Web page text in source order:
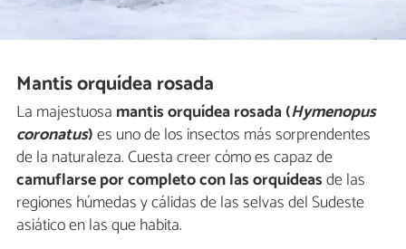
Mantis orquídea rosada
La majestuosa mantis orquídea rosada (Hymenopus
coronatus)es uno de los insectos más sorprendentes
de la naturaleza. Cuesta creer cómo es capaz de
camuflarse por completo con las orquídeasde las
regiones húmedas y cálidas de las selvas del Sudeste
asiático en las que habita.